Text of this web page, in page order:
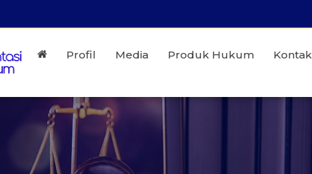
Profil Media Produk Hukum Kontak